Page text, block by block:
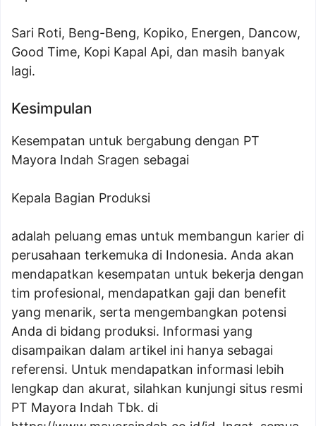
Sari Roti, Beng-Beng, Kopiko, Energen, Dancow,
Good Time, Kopi Kapal Api, dan masih banyak
lagi.
Kesimpulan
Kesempatan untuk bergabung dengan PT
Mayora Indah Sragen sebagai
Kepala Bagian Produksi
adalah peluang emas untuk membangun karier di
perusahaan terkemuka di Indonesia. Anda akan
mendapatkan kesempatan untuk bekerja dengan
tim profesional, mendapatkan gaji dan benefit
yang menarik, serta mengembangkan potensi
Anda di bidang produksi. Informasi yang
disampaikan dalam artikel ini hanya sebagai
referensi. Untuk mendapatkan informasi lebih
lengkap dan akurat, silahkan kunjungi situs resmi
PT Mayora Indah Tbk. di